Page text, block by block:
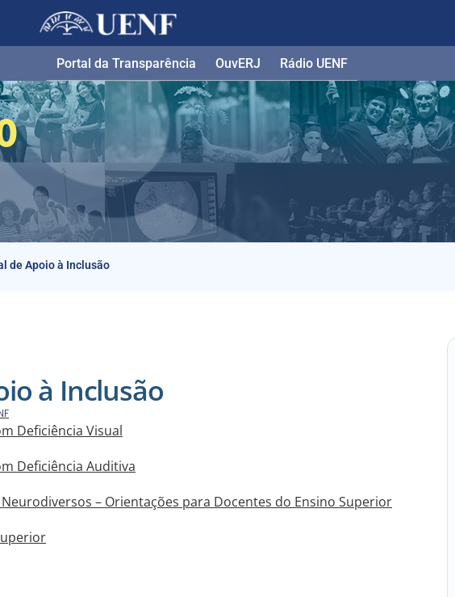
Portal da Transparência​ OuvERJ Rádio UENF
de Apoio à Inclusão
à Inclusão
Deficiência Visual
Deficiência Auditiva
– Orientações para Docentes do Ensino Superior